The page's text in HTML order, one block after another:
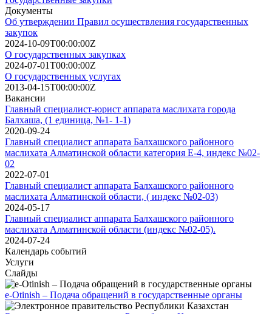
Документы
Об утверждении Правил осуществления государственных
закупок
2024-10-09T00:00:00Z
О государственных закупках
2024-07-01T00:00:00Z
О государственных услугах
2013-04-15T00:00:00Z
Вакансии
Главный специалист-юрист аппарата маслихата города
Балхаша, (1 единица, №1- 1-1)
2020-09-24
Главный специалист аппарата Балхашского районного
маслихата Алматинской области категория Е-4, индекс №02-
02
2022-07-01
Главный специалист аппарата Балхашского районного
маслихата Алматинской области, ( индекс №02-03)
2024-05-17
Главный специалист аппарата Балхашского районного
маслихата Алматинской области (индекс №02-05).
2024-07-24
Календарь событий
Услуги
Слайды
e-Otinish – Подача обращений в государственные органы